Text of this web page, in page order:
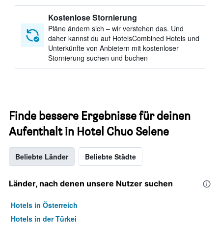
Kostenlose Stornierung
Pläne ändern sich – wir verstehen das. Und
daher kannst du auf HotelsCombined Hotels und
Unterkünfte von Anbietern mit kostenloser
Stornierung suchen und buchen
Finde bessere Ergebnisse für deinen
Aufenthalt in Hotel Chuo Selene
Beliebte Länder Beliebte Städte
Länder, nach denen unsere Nutzer suchen
Hotels in Österreich
Hotels in der Türkei